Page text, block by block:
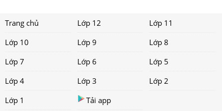
Trang chủ Lớp 12
Lớp 11
Lớp 10
Lớp 9
Lớp 8
Lớp 7
Lớp 6
Lớp 5
Lớp 4
Lớp 3
Lớp 2
Lớp 1
Tải app